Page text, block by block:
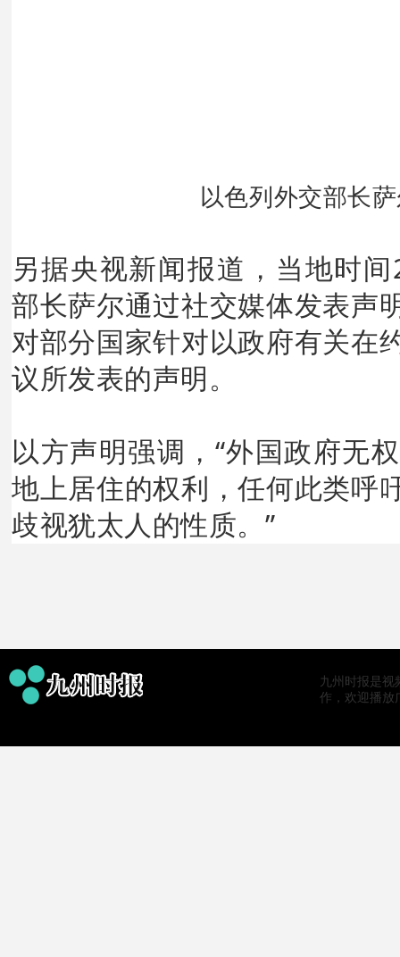
以色列外交部长
另据央视新闻报道，当地时
部长萨尔通过社交媒体发表声
对部分国家针对以政府有关在
议所发表的声明。
以方声明强调，“外国政府无
地上居住的权利，任何此类呼
歧视犹太人的性质。”
九州时报是视
作，欢迎播放